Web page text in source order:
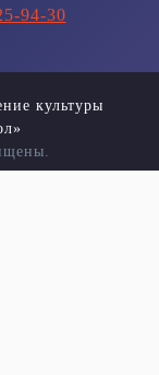
94-30
культуры